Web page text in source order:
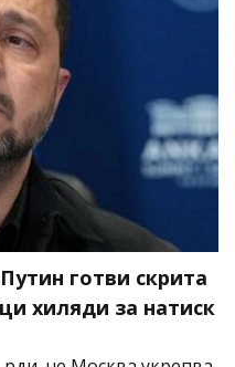
готви скрита
хиляди за натиск